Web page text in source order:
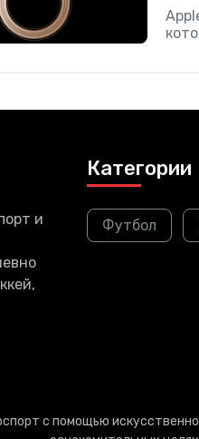
и
Категории
Футбол
с помощью